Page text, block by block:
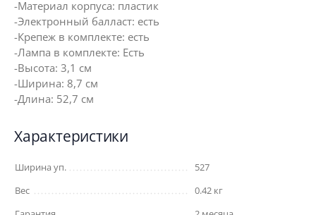
-Материал корпуса: пластик
-Электронный балласт: есть
-Крепеж в комплекте: есть
-Лампа в комплекте: Есть
-Высота: 3,1 см
-Ширина: 8,7 см
-Длина: 52,7 см
Характеристики
Ширина уп.
527
Вес
0.42 кг